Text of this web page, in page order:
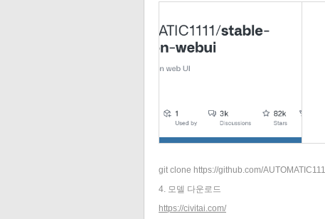
git clone https://github.com/
4. 모델 다운로드
https://civitai.com/